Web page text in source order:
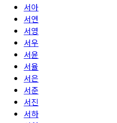
서아
서연
서영
서우
서윤
서율
서은
서준
서진
서하